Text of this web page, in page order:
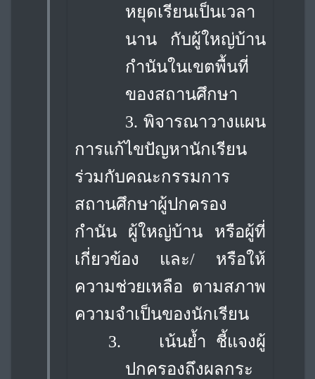
หยุดเรียนเป็นเวลา
นาน กับผู้ใหญ่บ้าน
กำนันในเขตพื้นที่
ของสถานศึกษา
3. พิจารณาวางแผน
การแก้ไขปัญหานักเรียน
ร่วมกับคณะกรรมการ
สถานศึกษาผู้ปกครอง
กำนัน ผู้ใหญ่บ้าน หรือผู้ที่
เกี่ยวข้อง และ/ หรือให้
ความช่วยเหลือ ตามสภาพ
ความจำเป็นของนักเรียน
3.
เน้นย้ำ ชี้แจงผู้
ปกครองถึงผลกระ